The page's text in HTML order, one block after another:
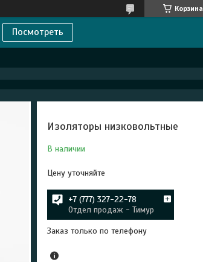
Корзина
Посмотреть
Изоляторы низковольтные
В наличии
Цену уточняйте
+7 (777) 327-22-78
Отдел продаж - Тимур
Заказ только по телефону